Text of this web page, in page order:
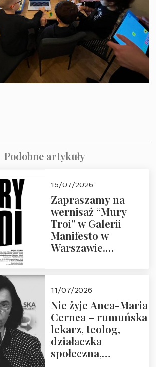
Podobne artykuły
15/07/2026
Zapraszamy na
wernisaż “Mury
Troi” w Galerii
Manifesto w
Warszawie.
11/07/2026
Nie żyje Anca-Maria
Cernea – rumuńska
lekarz, teolog,
działaczka
społeczna,